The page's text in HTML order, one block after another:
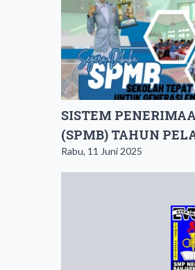
SISTEM
(SPMB) TAHUN
Rabu, 11 Juni 2025